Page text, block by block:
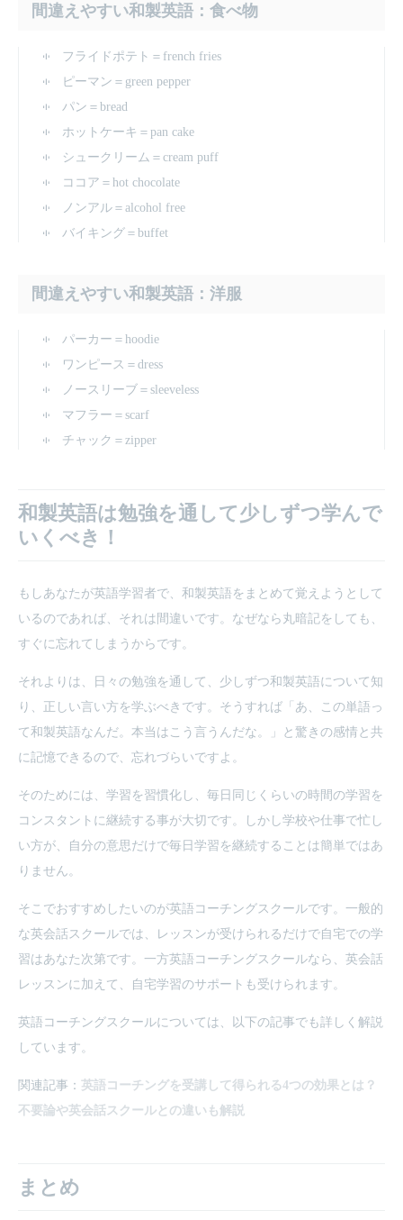
間違えやすい和製英語：食べ物
フライドポテト＝french fries
ピーマン＝green pepper
パン＝bread
ホットケーキ＝pan cake
シュークリーム＝cream puff
ココア＝hot chocolate
ノンアル＝alcohol free
バイキング＝buffet
間違えやすい和製英語：洋服
パーカー＝hoodie
ワンピース＝dress
ノースリーブ＝sleeveless
マフラー＝scarf
チャック＝zipper
和製英語は勉強を通して少しずつ学んで
いくべき！
もしあなたが英語学習者で、和製英語をまとめて覚えようとして
いるのであれば、それは間違いです。なぜなら丸暗記をしても、
すぐに忘れてしまうからです。
それよりは、日々の勉強を通して、少しずつ和製英語について知
り、正しい言い方を学ぶべきです。そうすれば「あ、この単語っ
て和製英語なんだ。本当はこう言うんだな。」と驚きの感情と共
に記憶できるので、忘れづらいですよ。
そのためには、学習を習慣化し、毎日同じくらいの時間の学習を
コンスタントに継続する事が大切です。しかし学校や仕事で忙し
い方が、自分の意思だけで毎日学習を継続することは簡単ではあ
りません。
そこでおすすめしたいのが英語コーチングスクールです。一般的
な英会話スクールでは、レッスンが受けられるだけで自宅での学
習はあなた次第です。一方英語コーチングスクールなら、英会話
レッスンに加えて、自宅学習のサポートも受けられます。
英語コーチングスクールについては、以下の記事でも詳しく解説
しています。
関連記事： 英語コーチングを受講して得られる4つの効果とは？
不要論や英会話スクールとの違いも解説
まとめ